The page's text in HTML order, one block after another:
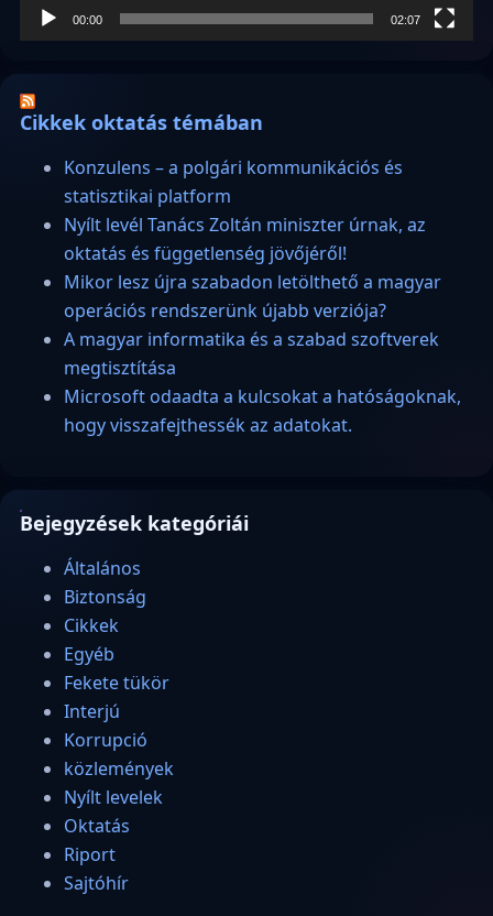
00:00 02:07
Cikkek oktatás témában
Konzulens – a polgári kommunikációs és
statisztikai platform
Nyílt levél Tanács Zoltán miniszter úrnak, az
oktatás és függetlenség jövőjéről!
Mikor lesz újra szabadon letölthető a magyar
operációs rendszerünk újabb verziója?
A magyar informatika és a szabad szoftverek
megtisztítása
Microsoft odaadta a kulcsokat a hatóságoknak,
hogy visszafejthessék az adatokat.
Bejegyzések kategóriái
Általános
Biztonság
Cikkek
Egyéb
Fekete tükör
Interjú
Korrupció
közlemények
Nyílt levelek
Oktatás
Riport
Sajtóhír